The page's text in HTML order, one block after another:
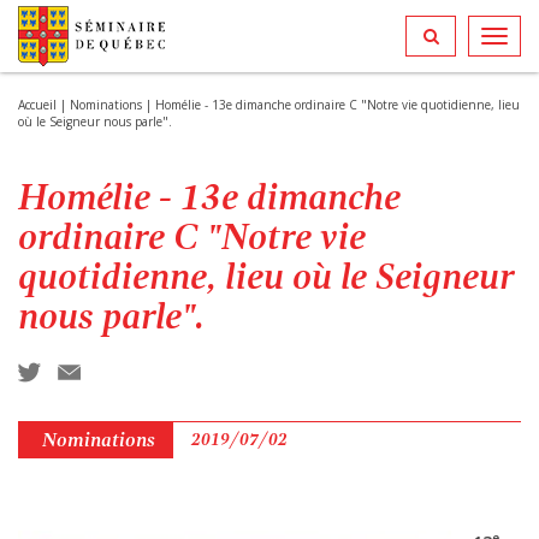
Accueil | Nominations | Homélie - 13e dimanche ordinaire C "Notre vie quotidienne, lieu
où le Seigneur nous parle".
Homélie - 13e dimanche
ordinaire C "Notre vie
quotidienne, lieu où le Seigneur
nous parle".
Nominations 2019/07/02